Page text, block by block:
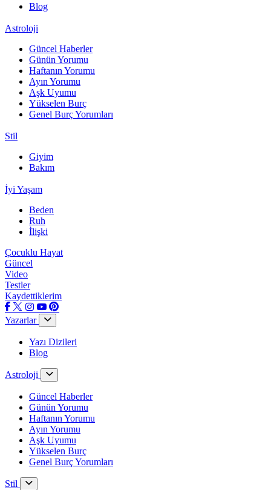
Blog
Astroloji
Güncel Haberler
Günün Yorumu
Haftanın Yorumu
Ayın Yorumu
Aşk Uyumu
Yükselen Burç
Genel Burç Yorumları
Stil
Giyim
Bakım
İyi Yaşam
Beden
Ruh
İlişki
Çocuklu Hayat
Güncel
Video
Testler
Kaydettiklerim
Yazarlar
Yazı Dizileri
Blog
Astroloji
Güncel Haberler
Günün Yorumu
Haftanın Yorumu
Ayın Yorumu
Aşk Uyumu
Yükselen Burç
Genel Burç Yorumları
Stil